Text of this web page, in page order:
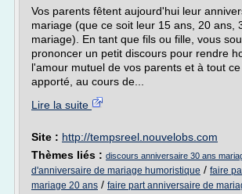
Vos parents fêtent aujourd'hui leur
mariage (que ce soit leur 15 ans, 20 ans,
mariage). En tant que fils ou fille, vous
prononcer un petit discours pour rendre
l'amour mutuel de vos parents et à tout
apporté, au cours de...
Lire la suite
Site : http://tempsreel.nouvelobs.com
Thèmes liés : discours anniversaire 30 ans
d'anniversaire de mariage humoristique / faire
mariage 20 ans / faire part anniversaire de